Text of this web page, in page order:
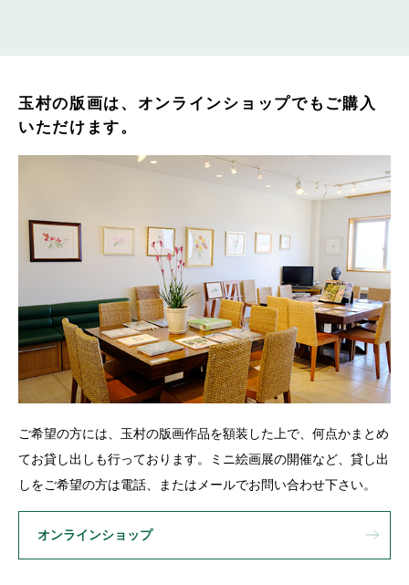
玉村の版画は、オンラインショップでもご購入
いただけます。
ご希望の方には、玉村の版画作品を額装した上で、何点かまとめ
てお貸し出しも行っております。ミニ絵画展の開催など、貸し出
しをご希望の方は電話、またはメールでお問い合わせ下さい。
オンラインショップ